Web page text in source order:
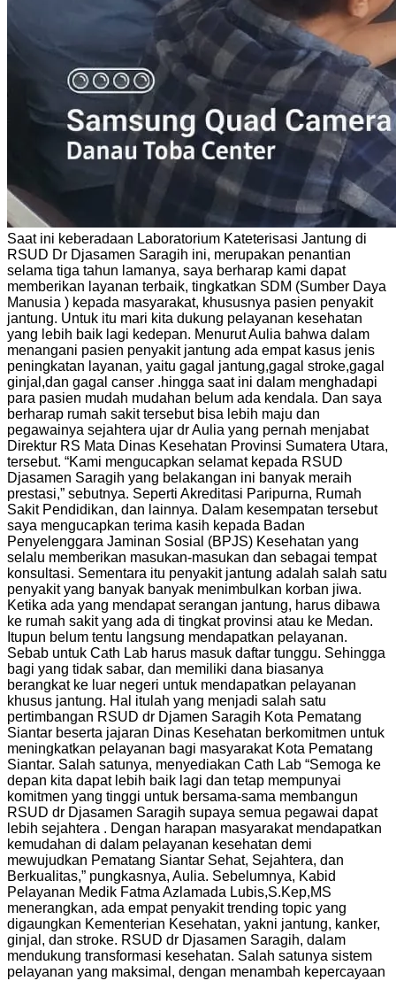
Saat ini keberadaan Laboratorium Kateterisasi Jantung di
RSUD Dr Djasamen Saragih ini, merupakan penantian
selama tiga tahun lamanya, saya berharap kami dapat
memberikan layanan terbaik, tingkatkan SDM (Sumber Daya
Manusia ) kepada masyarakat, khususnya pasien penyakit
jantung. Untuk itu mari kita dukung pelayanan kesehatan
yang lebih baik lagi kedepan. Menurut Aulia bahwa dalam
menangani pasien penyakit jantung ada empat kasus jenis
peningkatan layanan, yaitu gagal jantung,gagal stroke,gagal
ginjal,dan gagal canser .hingga saat ini dalam menghadapi
para pasien mudah mudahan belum ada kendala. Dan saya
berharap rumah sakit tersebut bisa lebih maju dan
pegawainya sejahtera ujar dr Aulia yang pernah menjabat
Direktur RS Mata Dinas Kesehatan Provinsi Sumatera Utara,
tersebut. “Kami mengucapkan selamat kepada RSUD
Djasamen Saragih yang belakangan ini banyak meraih
prestasi,” sebutnya. Seperti Akreditasi Paripurna, Rumah
Sakit Pendidikan, dan lainnya. Dalam kesempatan tersebut
saya mengucapkan terima kasih kepada Badan
Penyelenggara Jaminan Sosial (BPJS) Kesehatan yang
selalu memberikan masukan-masukan dan sebagai tempat
konsultasi. Sementara itu penyakit jantung adalah salah satu
penyakit yang banyak banyak menimbulkan korban jiwa.
Ketika ada yang mendapat serangan jantung, harus dibawa
ke rumah sakit yang ada di tingkat provinsi atau ke Medan.
Itupun belum tentu langsung mendapatkan pelayanan.
Sebab untuk Cath Lab harus masuk daftar tunggu. Sehingga
bagi yang tidak sabar, dan memiliki dana biasanya
berangkat ke luar negeri untuk mendapatkan pelayanan
khusus jantung. Hal itulah yang menjadi salah satu
pertimbangan RSUD dr Djamen Saragih Kota Pematang
Siantar beserta jajaran Dinas Kesehatan berkomitmen untuk
meningkatkan pelayanan bagi masyarakat Kota Pematang
Siantar. Salah satunya, menyediakan Cath Lab “Semoga ke
depan kita dapat lebih baik lagi dan tetap mempunyai
komitmen yang tinggi untuk bersama-sama membangun
RSUD dr Djasamen Saragih supaya semua pegawai dapat
lebih sejahtera . Dengan harapan masyarakat mendapatkan
kemudahan di dalam pelayanan kesehatan demi
mewujudkan Pematang Siantar Sehat, Sejahtera, dan
Berkualitas,” pungkasnya, Aulia. Sebelumnya, Kabid
Pelayanan Medik Fatma Azlamada Lubis,S.Kep,MS
menerangkan, ada empat penyakit trending topic yang
digaungkan Kementerian Kesehatan, yakni jantung, kanker,
ginjal, dan stroke. RSUD dr Djasamen Saragih, dalam
mendukung transformasi kesehatan. Salah satunya sistem
pelayanan yang maksimal, dengan menambah kepercayaan